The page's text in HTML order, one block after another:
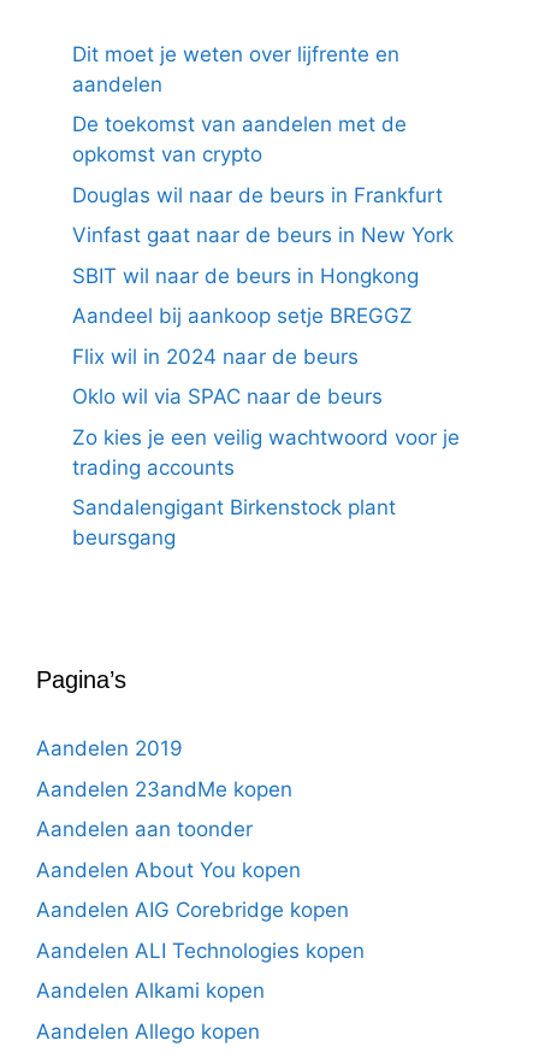
Dit moet je weten over lijfrente en
aandelen
De toekomst van aandelen met de
opkomst van crypto
Douglas wil naar de beurs in Frankfurt
Vinfast gaat naar de beurs in New York
SBIT wil naar de beurs in Hongkong
Aandeel bij aankoop setje BREGGZ
Flix wil in 2024 naar de beurs
Oklo wil via SPAC naar de beurs
Zo kies je een veilig wachtwoord voor je
trading accounts
Sandalengigant Birkenstock plant
beursgang
Pagina’s
Aandelen 2019
Aandelen 23andMe kopen
Aandelen aan toonder
Aandelen About You kopen
Aandelen AIG Corebridge kopen
Aandelen ALI Technologies kopen
Aandelen Alkami kopen
Aandelen Allego kopen